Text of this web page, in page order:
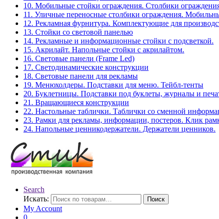
10. Мобильные стойки ограждения. Столбики
11. Уличные переносные столбики ограждения.
12. Рекламная фурнитура. Комплектующие для
13. Стойки со световой панелью
14. Рекламные и информационные стойки с подсветкой.
15. Акрилайт. Напольные стойки с акрилайтом.
16. Световые панели (Frame Led)
17. Светодинамические конструкции
18. Световые панели для рекламы
19. Менюхолдеры. Подставки для меню. Тейбл-тенты
20. Буклетницы. Подставки под буклеты, журналы и
21. Вращающиеся конструкции
22. Настольные таблички. Таблички со сменной
23. Рамки для рекламы, информации, постеров. Клик
24. Напольные ценникодержатели. Держатели ценников.
Search
Искать:
Поиск
My Account
0